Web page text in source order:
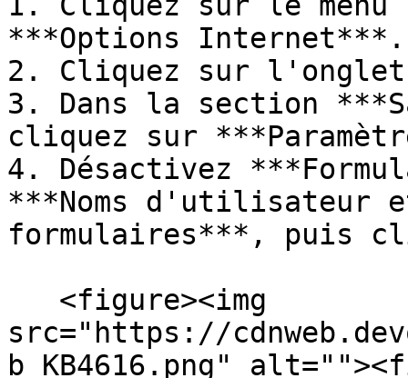
***Options Internet***.
2. Cliquez sur l'onglet
3. Dans la section
cliquez sur
4. Désactivez
***Noms d'utilisateur
formulaires***, puis
src="https://
b_KB4616.png"